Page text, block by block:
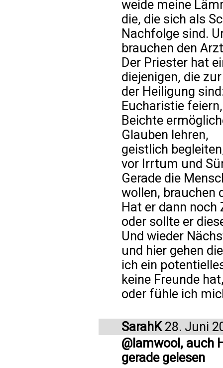
weide meine
die, die sich als
Nachfolge sind.
brauchen den
Der Priester hat
diejenigen, die
der Heiligung
Eucharistie feiern,
Beichte
Glauben lehren,
geistlich
vor Irrtum und
Gerade die
wollen, brauchen
Hat er dann
oder sollte er
Und wieder
und hier gehen
ich ein
keine Freunde
oder fühle ich
SarahK28. Juni
@lamwool, auch
gerade gelesen